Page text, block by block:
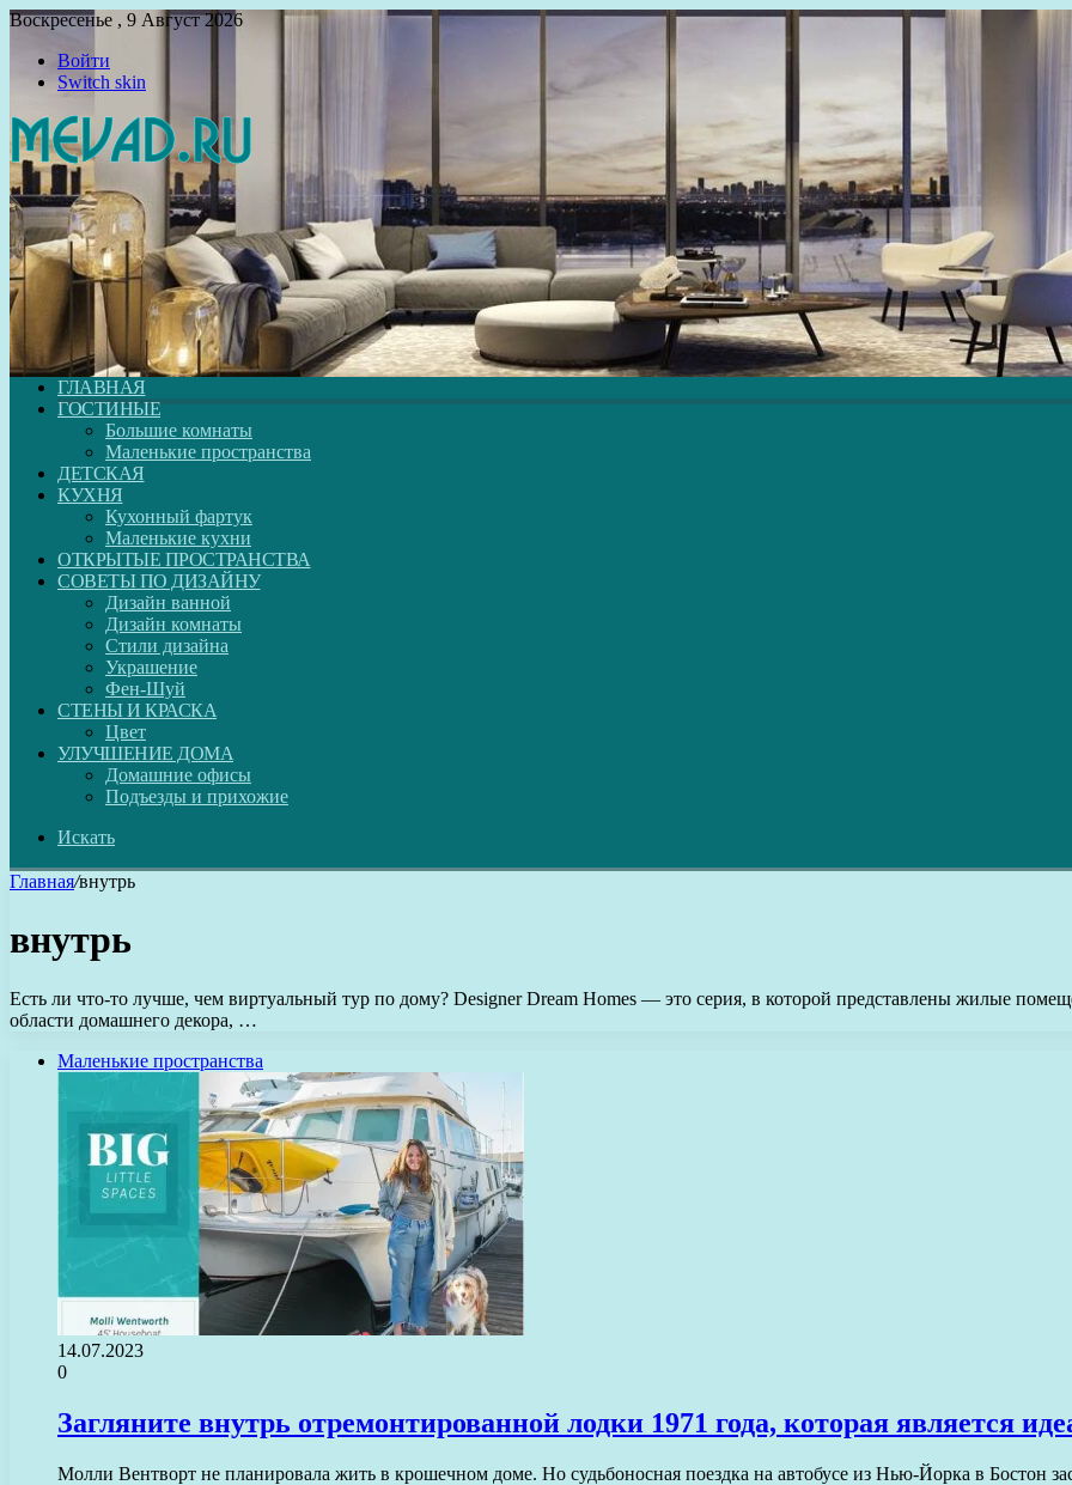
Воскресенье , 9 Август 2026
Войти
Switch skin
ГЛАВНАЯ
ГОСТИНЫЕ
Большие комнаты
Маленькие пространства
ДЕТСКАЯ
КУХНЯ
Кухонный фартук
Маленькие кухни
ОТКРЫТЫЕ ПРОСТРАНСТВА
СОВЕТЫ ПО ДИЗАЙНУ
Дизайн ванной
Дизайн комнаты
Стили дизайна
Украшение
Фен-Шуй
СТЕНЫ И КРАСКА
Цвет
УЛУЧШЕНИЕ ДОМА
Домашние офисы
Подъезды и прихожие
Искать
Главная/внутрь
внутрь
Есть ли что-то лучше, чем виртуальный тур по дому? Designer Dream Homes — это серия, в которой представлены жилые
области домашнего декора, …
Маленькие пространства
14.07.2023
0
Загляните внутрь отремонтированной лодки 1971 года, которая является
Молли Вентворт не планировала жить в крошечном доме. Но судьбоносная поездка на автобусе из Нью-Йорка в Бостон